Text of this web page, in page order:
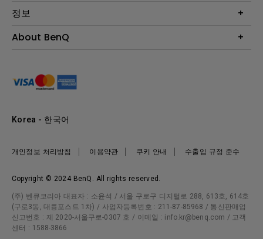
e스포츠
비즈니스 디스플레이
문의
서비스센터
정보
프로젝터 거리계산기
About BenQ
사회적 책임
뉴스
Copyright © 2024 BenQ. All rights reserved.
개인정보 처리방침 이용약관 쿠키 안내 수출입 규정 준수
Korea - 한국어
(주) 벤큐코리아 대표자 : 소윤석 / 서울 구로구 디지털로 288, 613호, 614호
(구로3동, 대륭포스트 1차) / 사업자등록번호 : 211-87-85968 / 통신판매업
신고번호 : 제 2020-서울구로-0307 호 / 이메일 : info.kr@benq.com / 고객
센터 : 1588-3866